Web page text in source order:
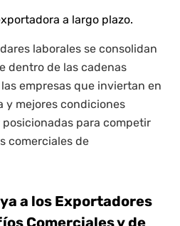
a largo plazo.
laborales se consolidan
dentro de las cadenas
empresas que inviertan en
y mejores condiciones
para competir
comerciales de
a los Exportadores